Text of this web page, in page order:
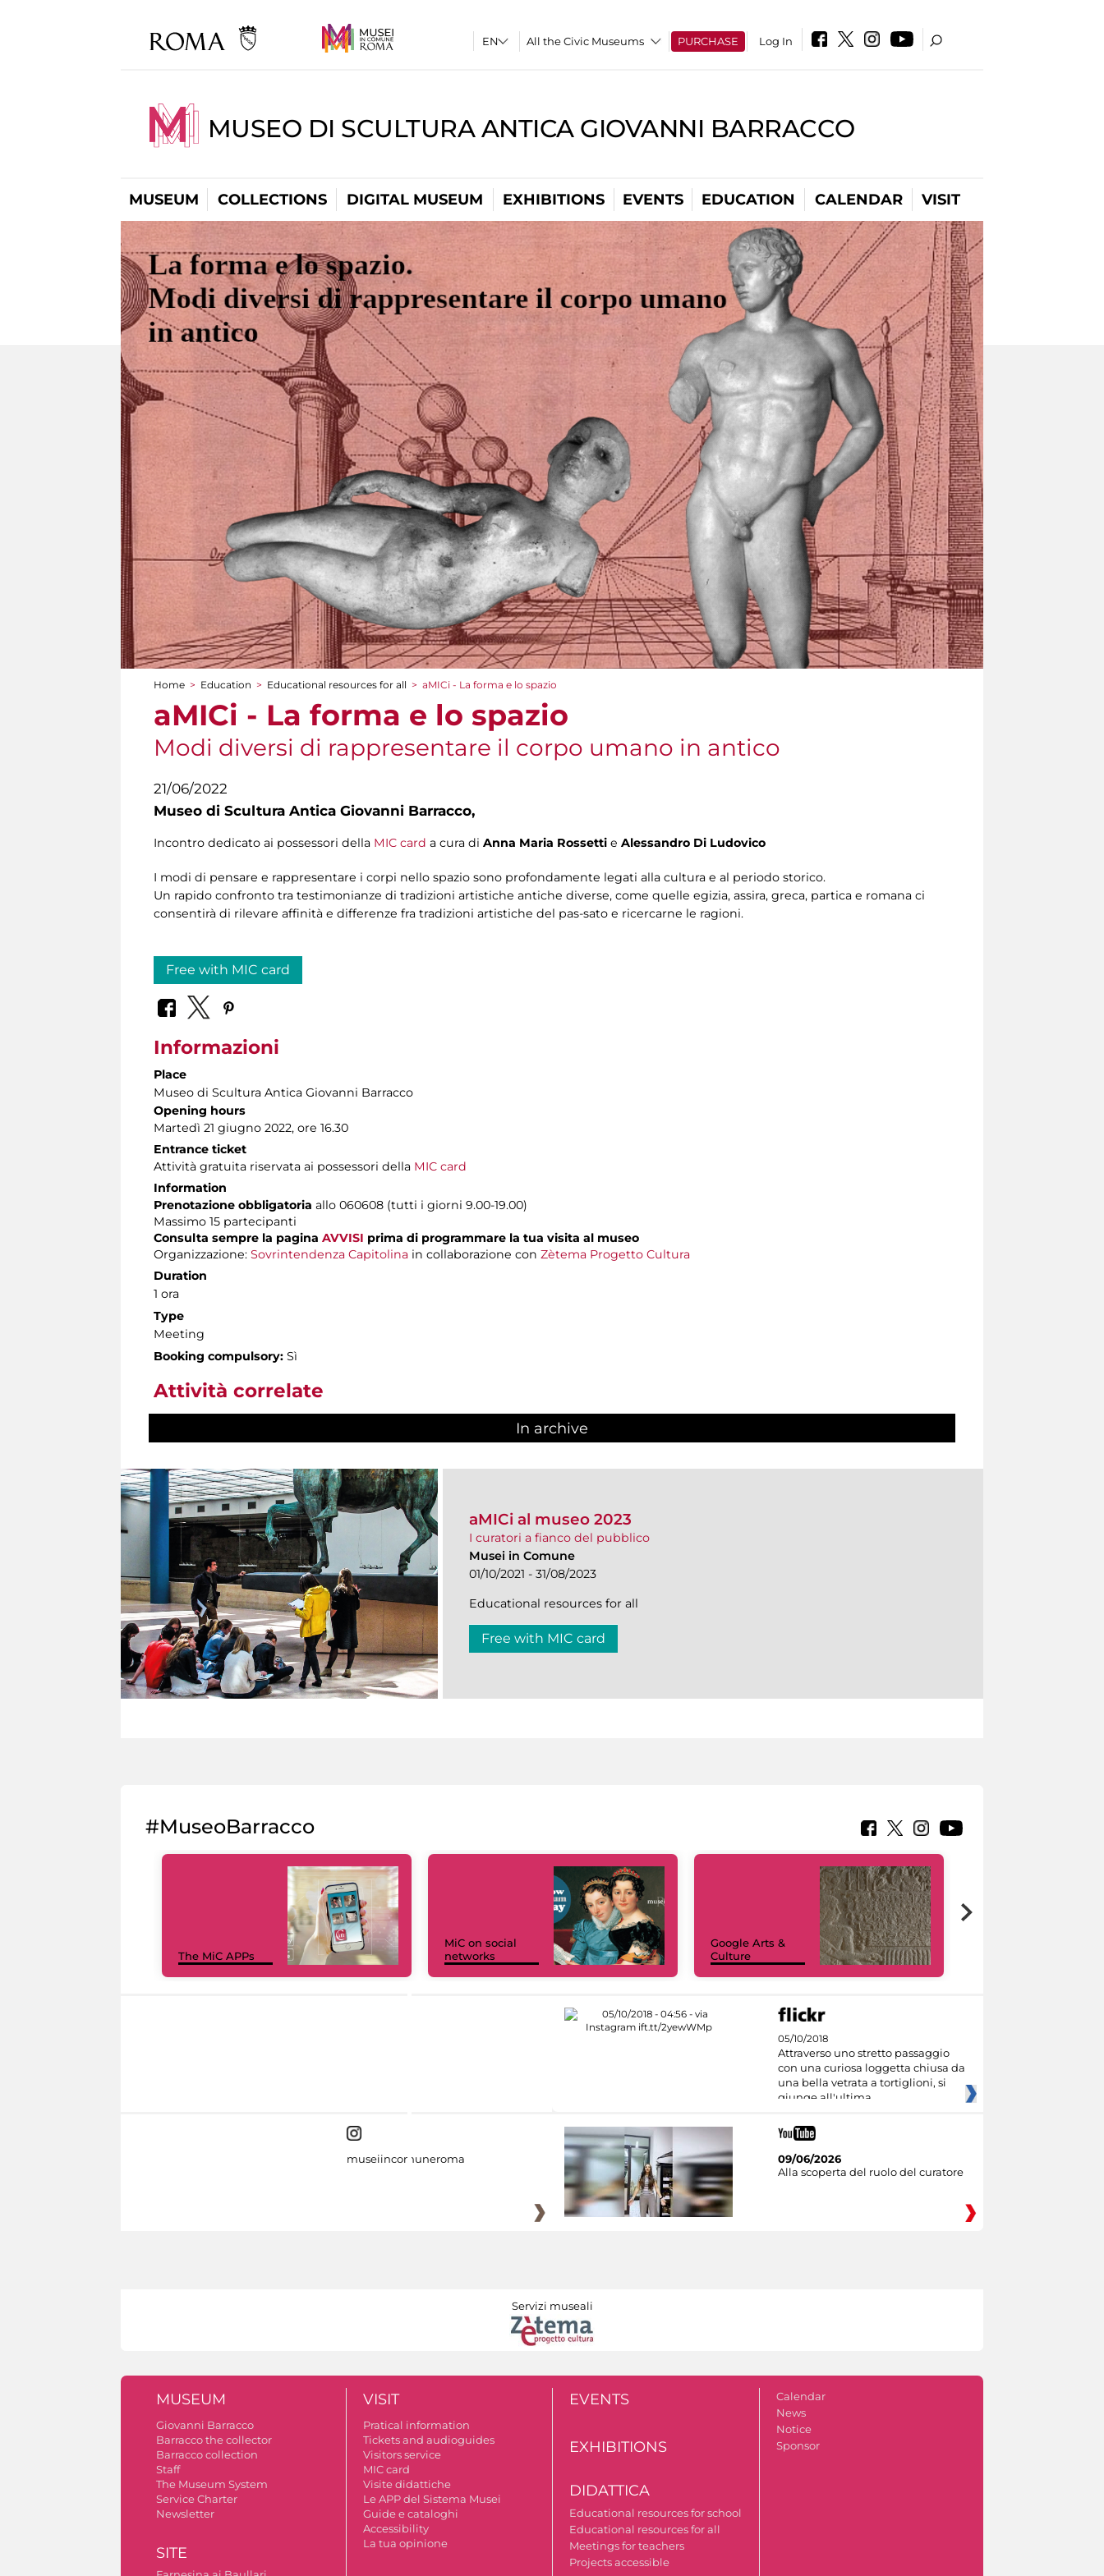
All the Civic Museums PURCHASE Log In
MUSEO DI SCULTURA ANTICA GIOVANNI BARRACCO
MUSEUM COLLECTIONS DIGITAL MUSEUM EXHIBITIONS EVENTS EDUCATION CALENDAR VISIT
You are here
Home > Education > Educational resources for all > aMICi - La forma e lo spazio
aMICi - La forma e lo spazio
Modi diversi di rappresentare il corpo umano in antico
21/06/2022
Museo di Scultura Antica Giovanni Barracco,
Incontro dedicato ai possessori della MIC card a cura di Anna Maria Rossetti e Alessandro Di Ludovico
I modi di pensare e rappresentare i corpi nello spazio sono profondamente legati alla cultura e al periodo storico.
Un rapido confronto tra testimonianze di tradizioni artistiche antiche diverse, come quelle egizia, assira, greca, partica e romana ci
consentirà di rilevare affinità e differenze fra tradizioni artistiche del pas-sato e ricercarne le ragioni.
Free with MIC card
Informazioni
Place
Museo di Scultura Antica Giovanni Barracco
Opening hours
Martedì 21 giugno 2022, ore 16.30
Entrance ticket
Attività gratuita riservata ai possessori della MIC card
Information
Prenotazione obbligatoria allo 060608 (tutti i giorni 9.00-19.00)
Massimo 15 partecipanti
Consulta sempre la pagina AVVISI prima di programmare la tua visita al museo
Organizzazione: Sovrintendenza Capitolina in collaborazione con Zètema Progetto Cultura
Duration
1 ora
Type
Meeting
Booking compulsory: Sì
Attività correlate
In archive
aMICi al museo 2023
I curatori a fianco del pubblico
Musei in Comune
01/10/2021 - 31/08/2023
Educational resources for all
Free with MIC card
#MuseoBarracco
The MiC APPs
MiC on social
networks
Google Arts &
Culture
05/10/2018
Attraverso uno stretto passaggio
con una curiosa loggetta chiusa da
una bella vetrata a tortiglioni, si
giunge all'ultima
museiincomuneroma
09/06/2026
Alla scoperta del ruolo del curatore
Servizi museali
MUSEUM
Giovanni Barracco
Barracco the collector
Barracco collection
Staff
The Museum System
Service Charter
Newsletter
SITE
VISIT
Pratical information
Tickets and audioguides
Visitors service
MIC card
Visite didattiche
Le APP del Sistema Musei
Guide e cataloghi
Accessibility
La tua opinione
EVENTS
EXHIBITIONS
DIDATTICA
Educational resources for school
Educational resources for all
Meetings for teachers
Projects accessible
Calendar
News
Notice
Sponsor